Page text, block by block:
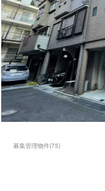
募集管理物件(75)